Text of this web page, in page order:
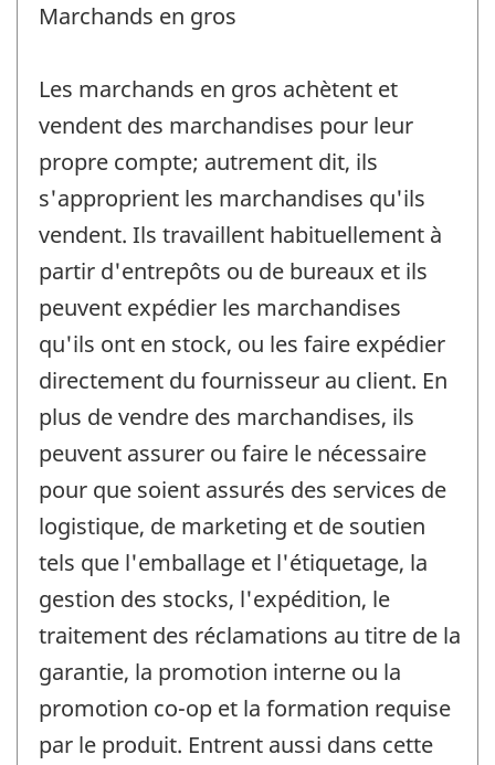
Marchands en gros
Les marchands en gros achètent et
vendent des marchandises pour leur
propre compte; autrement dit, ils
s'approprient les marchandises qu'ils
vendent. Ils travaillent habituellement à
partir d'entrepôts ou de bureaux et ils
peuvent expédier les marchandises
qu'ils ont en stock, ou les faire expédier
directement du fournisseur au client. En
plus de vendre des marchandises, ils
peuvent assurer ou faire le nécessaire
pour que soient assurés des services de
logistique, de marketing et de soutien
tels que l'emballage et l'étiquetage, la
gestion des stocks, l'expédition, le
traitement des réclamations au titre de la
garantie, la promotion interne ou la
promotion co-op et la formation requise
par le produit. Entrent aussi dans cette